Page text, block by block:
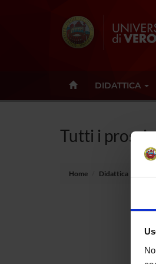
DIDATTICA
Tutti i
Home Didattica